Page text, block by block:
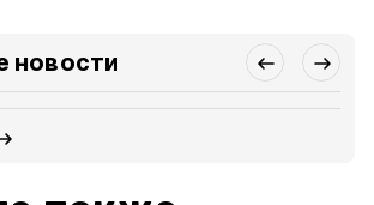
новости